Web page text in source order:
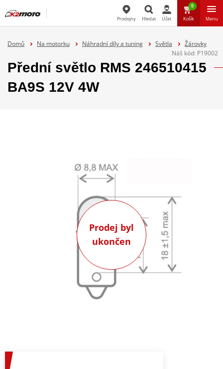
Hledat
Prodejny Hledat Účet
0
Košík Menu
Domů Na motorku Náhradní díly a tuning Světla
Žárovky
Náš kód: P19002
Přední světlo RMS 246510415
BA9S 12V 4W
Prodej byl
ukončen